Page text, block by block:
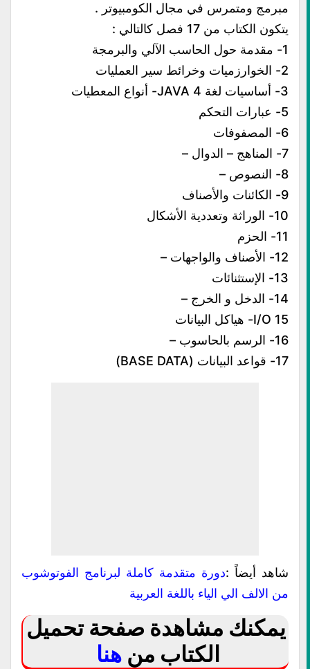
مبرمج ومتمرس في مجال الكومبيوتر .
يتكون الكتاب من 17 فصل كالتالي :
1- مقدمة حول الحاسب الآلي والبرمجة
2- الخوارزميات وخرائط سير العمليات
3- أساسيات لغة JAVA 4- أنواع المعطيات
5- عبارات التحكم
6- المصفوفات
7- المناهج – الدوال –
8- النصوص –
9- الكائنات والأصناف
10- الوراثة وتعددية الأشكال
11- الحزم
12- الأصناف والواجهات –
13- الإستثنائات
14- الدخل و الخرج –
I/O 15- هياكل البيانات
16- الرسم بالحاسوب –
17- قواعد البيانات ‫(BASE ‬‫‪DATA‬‬)
شاهد أيضاً :دورة متقدمة كاملة لبرنامج الفوتوشوب
من الالف الي الياء باللغة العربية
يمكنك مشاهدة صفحة تحميل
الكتاب من هنا